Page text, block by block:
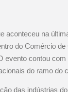
aconteceu na
do Comércio de
evento contou
do ramo do
das indústrias